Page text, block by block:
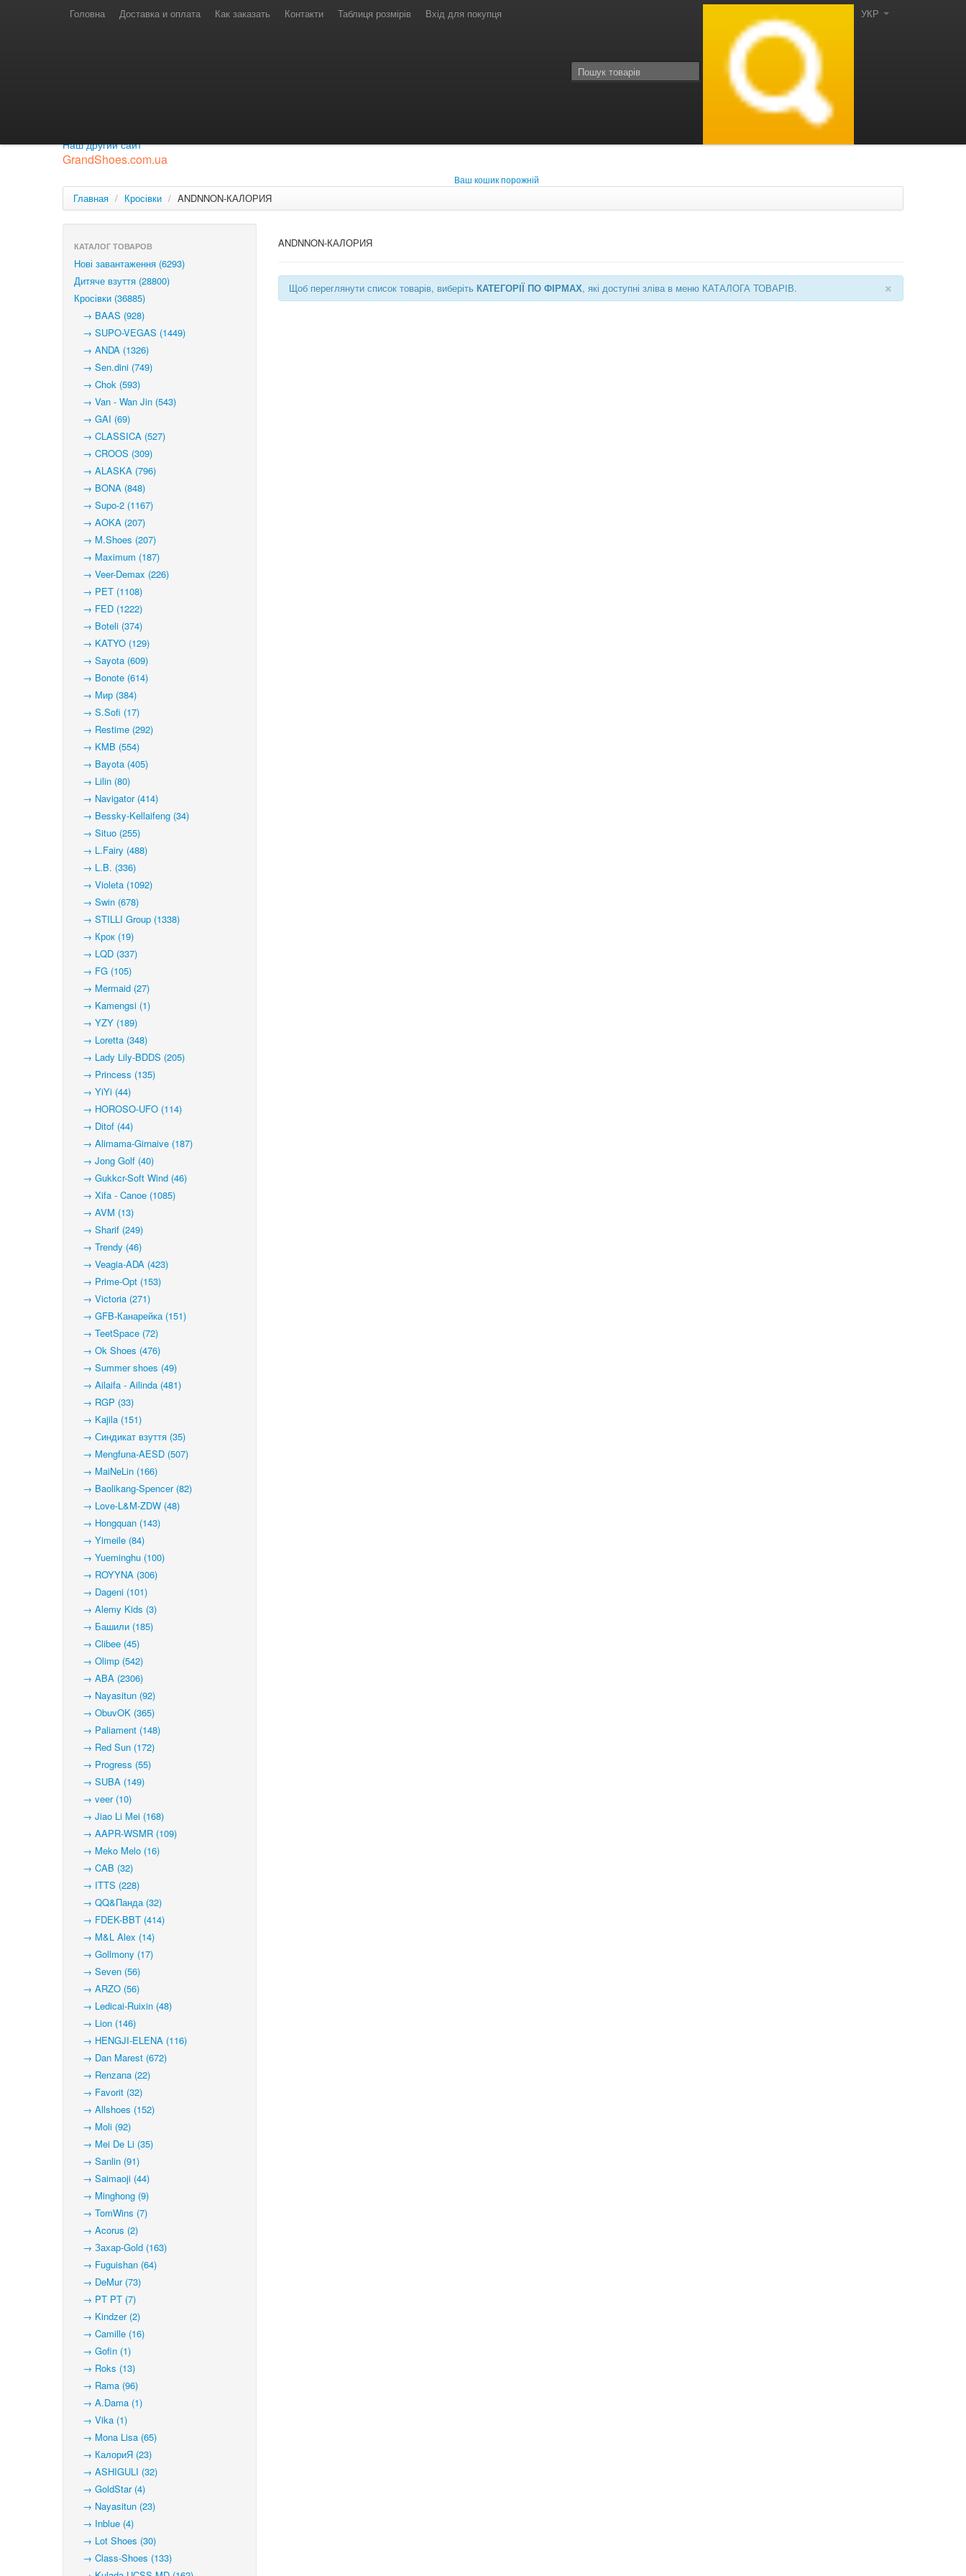
Головна Доставка и оплата Как заказать Контакти Таблиця розмірів Вхід для покупця УКР
Лайф: (063) 527-76-88 МТС: (050) 967-41-33
Наш другий сайт
GrandShoes.com.ua
Ваш кошик порожній
Главная / Кросівки / ANDNNON-КАЛОРИЯ
КАТАЛОГ ТОВАРОВ
Нові завантаження (6293)
Дитяче взуття (28800)
Кросівки (36885)
→ BAAS (928)
→ SUPO-VEGAS (1449)
→ ANDA (1326)
→ Sen.dini (749)
→ Chok (593)
→ Van - Wan Jin (543)
→ GAI (69)
→ CLASSICA (527)
→ CROOS (309)
→ ALASKA (796)
→ BONA (848)
→ Supo-2 (1167)
→ AOKA (207)
→ M.Shoes (207)
→ Maximum (187)
→ Veer-Demax (226)
→ PET (1108)
→ FED (1222)
→ Boteli (374)
→ KATYO (129)
→ Sayota (609)
→ Bonote (614)
→ Мир (384)
→ S.Sofi (17)
→ Restime (292)
→ KMB (554)
→ Bayota (405)
→ Lilin (80)
→ Navigator (414)
→ Bessky-Kellaifeng (34)
→ Situo (255)
→ L.Fairy (488)
→ L.B. (336)
→ Violeta (1092)
→ Swin (678)
→ STILLI Group (1338)
→ Крок (19)
→ LQD (337)
→ FG (105)
→ Mermaid (27)
→ Kamengsi (1)
→ YZY (189)
→ Loretta (348)
→ Lady Lily-BDDS (205)
→ Princess (135)
→ YiYi (44)
→ HOROSO-UFO (114)
→ Ditof (44)
→ Alimama-Girnaive (187)
→ Jong Golf (40)
→ Gukkcr-Soft Wind (46)
→ Xifa - Canoe (1085)
→ AVM (13)
→ Sharif (249)
→ Trendy (46)
→ Veagia-ADA (423)
→ Prime-Opt (153)
→ Victoria (271)
→ GFB-Канарейка (151)
→ TeetSpace (72)
→ Ok Shoes (476)
→ Summer shoes (49)
→ Ailaifa - Ailinda (481)
→ RGP (33)
→ Kajila (151)
→ Синдикат взуття (35)
→ Mengfuna-AESD (507)
→ MaiNeLin (166)
→ Baolikang-Spencer (82)
→ Love-L&M-ZDW (48)
→ Hongquan (143)
→ Yimeile (84)
→ Yueminghu (100)
→ ROYYNA (306)
→ Dageni (101)
→ Alemy Kids (3)
→ Башили (185)
→ Clibee (45)
→ Olimp (542)
→ ABA (2306)
→ Nayasitun (92)
→ ObuvOK (365)
→ Paliament (148)
→ Red Sun (172)
→ Progress (55)
→ SUBA (149)
→ veer (10)
→ Jiao Li Mei (168)
→ AAPR-WSMR (109)
→ Meko Melo (16)
→ CAB (32)
→ ITTS (228)
→ QQ&Панда (32)
→ FDEK-BBT (414)
→ M&L Alex (14)
→ Gollmony (17)
→ Seven (56)
→ ARZO (56)
→ Ledicai-Ruixin (48)
→ Lion (146)
→ HENGJI-ELENA (116)
→ Dan Marest (672)
→ Renzana (22)
→ Favorit (32)
→ Allshoes (152)
→ Moli (92)
→ Mei De Li (35)
→ Sanlin (91)
→ Saimaoji (44)
→ Minghong (9)
→ TomWins (7)
→ Acorus (2)
→ Захар-Gold (163)
→ Fuguishan (64)
→ DeMur (73)
→ PT PT (7)
→ Kindzer (2)
→ Camille (16)
→ Gofin (1)
→ Roks (13)
→ Rama (96)
→ A.Dama (1)
→ Vika (1)
→ Mona Lisa (65)
→ КалориЯ (23)
→ ASHIGULI (32)
→ GoldStar (4)
→ Nayasitun (23)
→ Inblue (4)
→ Lot Shoes (30)
→ Class-Shoes (133)
ANDNNON-КАЛОРИЯ
×
Щоб переглянути список товарів, виберіть КАТЕГОРІЇ ПО ФІРМАХ, які доступні зліва в меню КАТАЛОГА ТОВАРІВ.